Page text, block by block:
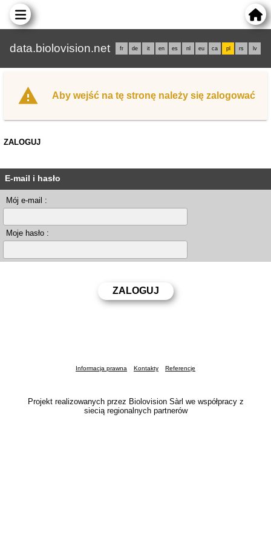
data.biolovision.net fr de it en es nl eu ca pl rs lv
Aby wejść na tę stronę należy się zalogować
ZALOGUJ
E-mail i hasło
Mój e-mail :
Moje hasło :
Informacja prawna Kontakty Referencje
Projekt realizowanych przez Biolovision Sàrl we współpracy z
siecią regionalnych partnerów